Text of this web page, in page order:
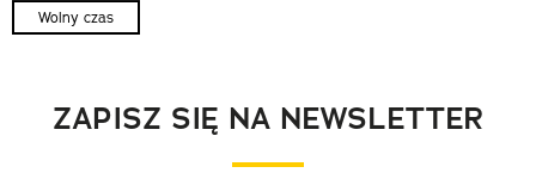
Wolny czas
ZAPISZ SIĘ NA NEWSLETTER